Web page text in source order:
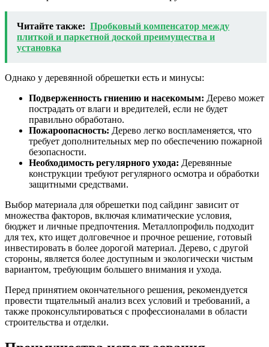
Читайте также: Пробковый компенсатор между
плиткой и паркетной доской преимущества и
установка
Однако у деревянной обрешетки есть и минусы:
Подверженность гниению и насекомым: Дерево может
пострадать от влаги и вредителей, если не будет
правильно обработано.
Пожароопасность: Дерево легко воспламеняется, что
требует дополнительных мер по обеспечению пожарной
безопасности.
Необходимость регулярного ухода: Деревянные
конструкции требуют регулярного осмотра и обработки
защитными средствами.
Выбор материала для обрешетки под сайдинг зависит от
множества факторов, включая климатические условия,
бюджет и личные предпочтения. Металлопрофиль подходит
для тех, кто ищет долговечное и прочное решение, готовый
инвестировать в более дорогой материал. Дерево, с другой
стороны, является более доступным и экологически чистым
вариантом, требующим большего внимания и ухода.
Перед принятием окончательного решения, рекомендуется
провести тщательный анализ всех условий и требований, а
также проконсультироваться с профессионалами в области
строительства и отделки.